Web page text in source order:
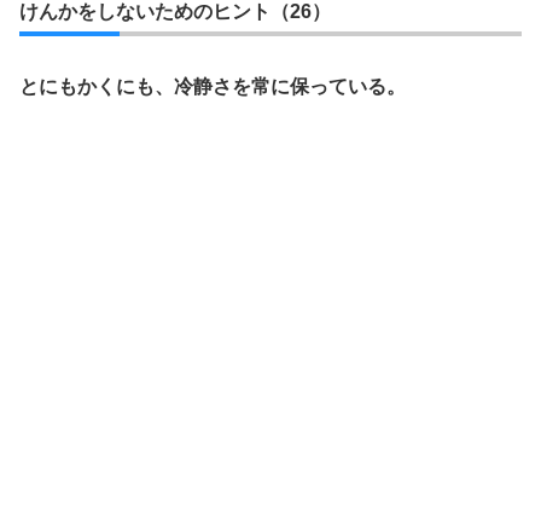
けんかをしないためのヒント（26）
とにもかくにも、冷静さを常に保っている。